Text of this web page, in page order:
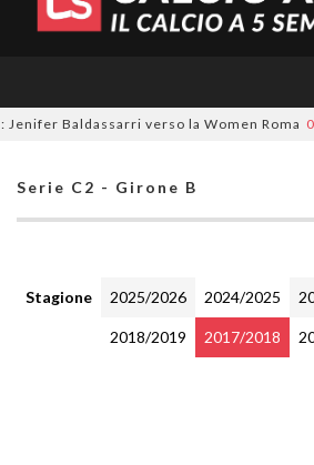
Baldassarri verso la Women Roma 07/
Serie C2 - Girone B
Stagione 2025/2026 2024/2025
2018/2019 2017/2018